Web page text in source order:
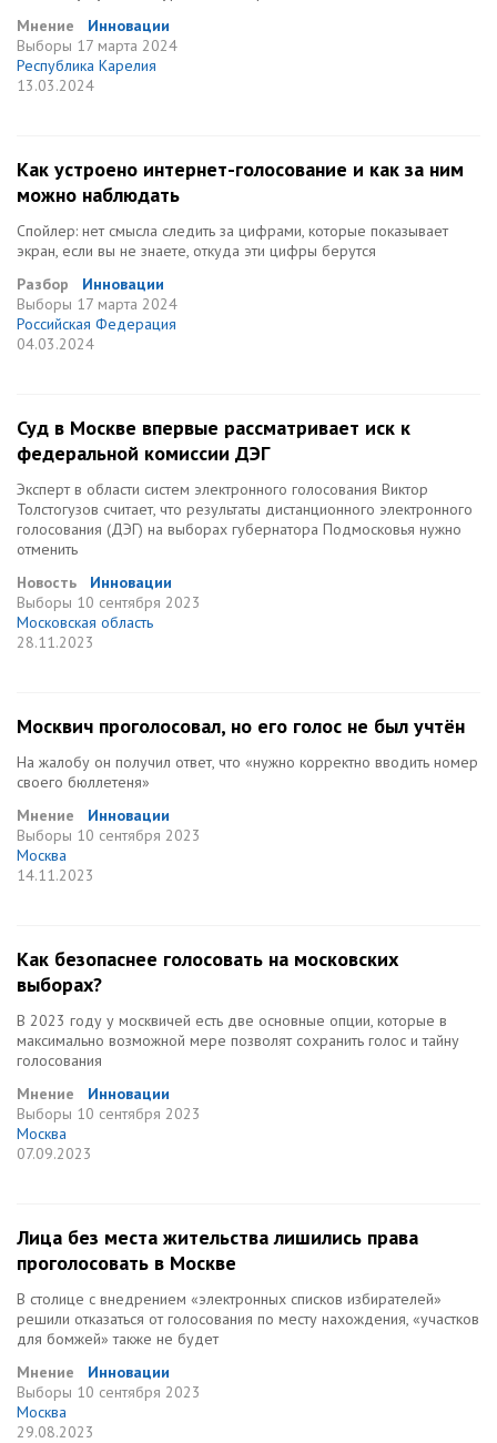
Мнение
Инновации
Выборы 17 марта 2024
Республика Карелия
13.03.2024
Как устроено интернет-голосование и как за ним
можно наблюдать
Спойлер: нет смысла следить за цифрами, которые показывает
экран, если вы не знаете, откуда эти цифры берутся
Разбор
Инновации
Выборы 17 марта 2024
Российская Федерация
04.03.2024
Суд в Москве впервые рассматривает иск к
федеральной комиссии ДЭГ
Эксперт в области систем электронного голосования Виктор
Толстогузов считает, что результаты дистанционного электронного
голосования (ДЭГ) на выборах губернатора Подмосковья нужно
отменить
Новость
Инновации
Выборы 10 сентября 2023
Московская область
28.11.2023
Москвич проголосовал, но его голос не был учтён
На жалобу он получил ответ, что «нужно корректно вводить номер
своего бюллетеня»
Мнение
Инновации
Выборы 10 сентября 2023
Москва
14.11.2023
Как безопаснее голосовать на московских
выборах?
В 2023 году у москвичей есть две основные опции, которые в
максимально возможной мере позволят сохранить голос и тайну
голосования
Мнение
Инновации
Выборы 10 сентября 2023
Москва
07.09.2023
Лица без места жительства лишились права
проголосовать в Москве
В столице с внедрением «электронных списков избирателей»
решили отказаться от голосования по месту нахождения, «участков
для бомжей» также не будет
Мнение
Инновации
Выборы 10 сентября 2023
Москва
29.08.2023